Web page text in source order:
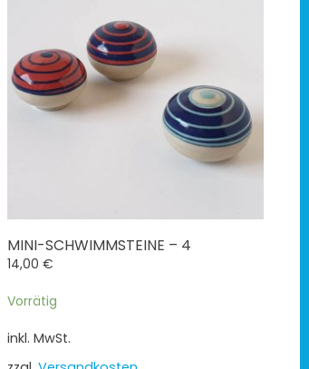
MINI-SCHWIMMSTEINE – 4
14,00 €
Vorrätig
inkl. MwSt.